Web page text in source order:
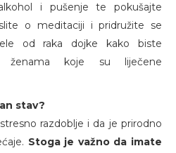
i pušenje te pokušajte
o meditaciji i pridružite se
od raka dojke kako biste
ženama koje su liječene
stav?
razdoblje i da je prirodno
Stoga je važno da imate